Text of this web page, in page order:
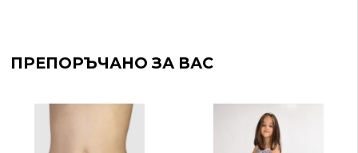
ПРЕПОРЪЧАНО ЗА ВАС